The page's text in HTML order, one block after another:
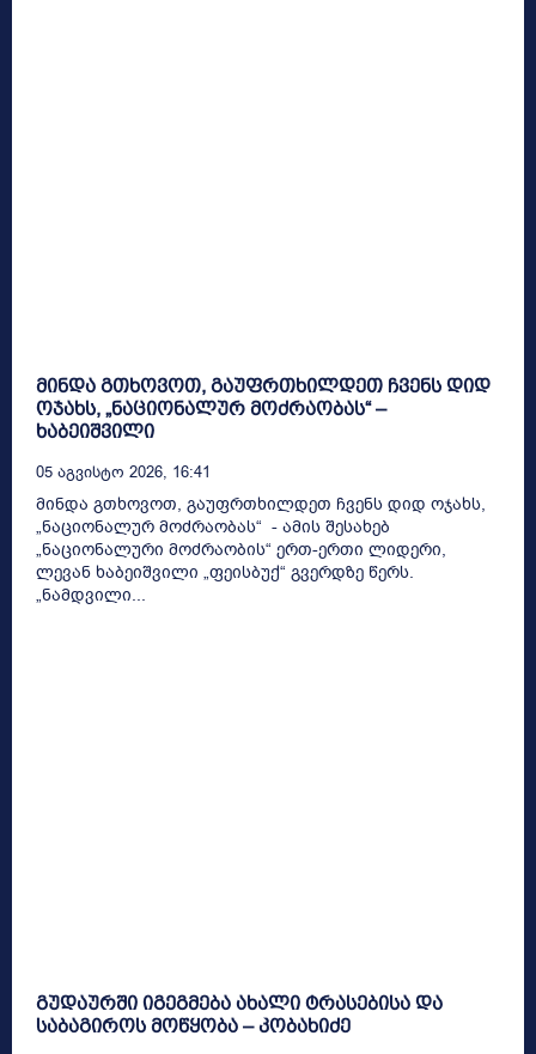
მინდა გთხოვოთ, გაუფრთხილდეთ ჩვენს დიდ
ოჯახს, „ნაციონალურ მოძრაობას“ –
ხაბეიშვილი
05 Აგვისტო 2026, 16:41
მინდა გთხოვოთ, გაუფრთხილდეთ ჩვენს დიდ ოჯახს,
„ნაციონალურ მოძრაობას“ - ამის შესახებ
„ნაციონალური მოძრაობის“ ერთ-ერთი ლიდერი,
ლევან ხაბეიშვილი „ფეისბუქ“ გვერდზე წერს.
„ნამდვილი...
გუდაურში იგეგმება ახალი ტრასებისა და
საბაგიროს მოწყობა – კობახიძე